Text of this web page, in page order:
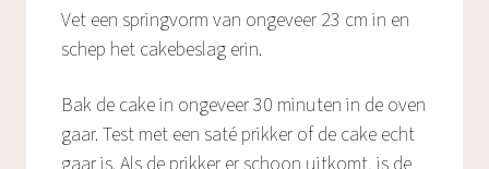
Vet een springvorm van ongeveer 23 cm in en
schep het cakebeslag erin.
Bak de cake in ongeveer 30 minuten in de oven
gaar. Test met een saté prikker of de cake echt